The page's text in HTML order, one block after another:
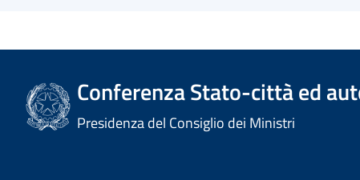
Conferenza Stato-città ed
Presidenza del Consiglio dei Ministri